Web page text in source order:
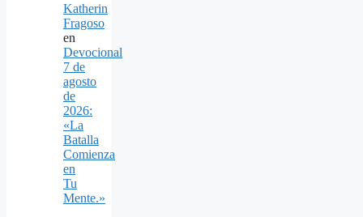
Katherin
Fragoso
en
Devocional
7 de
agosto
de
2026:
«La
Batalla
Comienza
en
Tu
Mente.»